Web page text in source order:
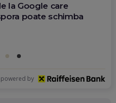
la Google care
poate schimba
powered by